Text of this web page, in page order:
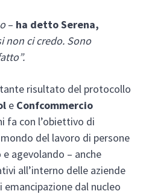
– ha detto Serena,
non ci credo. Sono
risultato del protocollo
e Confcommercio
fa con l’obiettivo di
del lavoro di persone
agevolando – anche
all’interno delle aziende
emancipazione dal nucleo